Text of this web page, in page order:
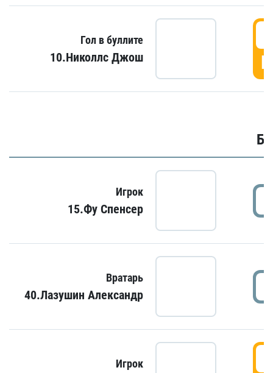
Гол в буллите
10.Николлс Джош
Игрок
15.Фу Спенсер
Вратарь
40.Лазушин Александр
Игрок